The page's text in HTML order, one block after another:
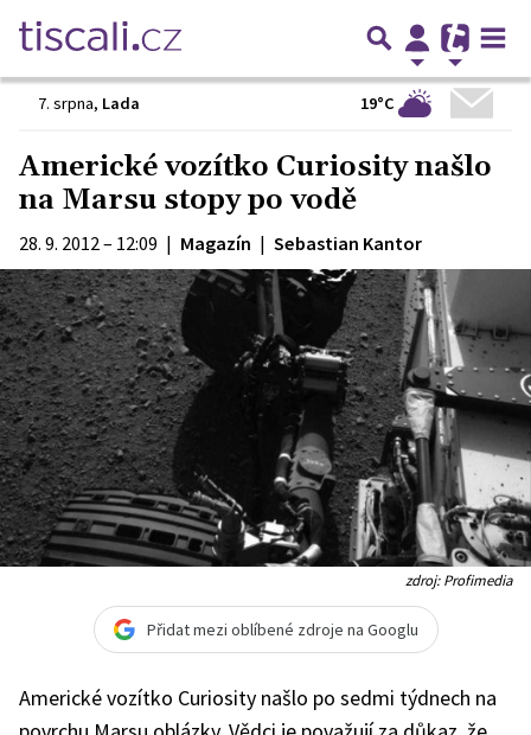
7. srpna, Lada 19°C
Americké vozítko Curiosity našlo
na Marsu stopy po vodě
28. 9. 2012 – 12:09 | Magazín | Sebastian Kantor
zdroj: Profimedia
Přidat mezi oblíbené zdroje na Googlu
Americké vozítko Curiosity našlo po sedmi týdnech na